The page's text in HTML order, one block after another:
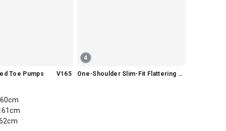
Toe Pumps V165
4
One-Shoulder Slim-Fit Flattering Mermaid Skirt Dress V2295